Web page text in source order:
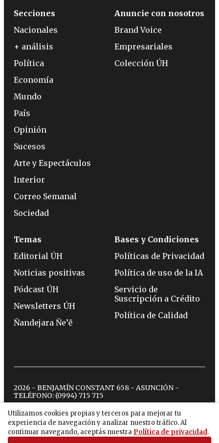
Utilizamos cookies propias y terceros para mejorar tu
experiencia de navegación y analizar nuestro tráfico. Al
continuar navegando, aceptás nuestra Política de privacidad.
Secciones
Nacionales
+ análisis
Política
Economía
Mundo
País
Opinión
Sucesos
Arte y Espectáculos
Interior
Correo Semanal
Sociedad
Anuncie con nosotros
Brand Voice
Empresariales
Colección ÚH
Temas
Editorial ÚH
Noticias positivas
Pódcast ÚH
Newsletters ÚH
Ñandejara Ñe’ẽ
Bases y Condiciones
Políticas de Privacidad
Política de uso de la IA
Servicio de
Suscripción a Crédito
Política de Calidad
2026 - BENJAMÍN CONSTANT 658 - ASUNCIÓN -
TELÉFONO: (0994) 715 715
twitterinstagram
facebook
tiktokyoutubespotify